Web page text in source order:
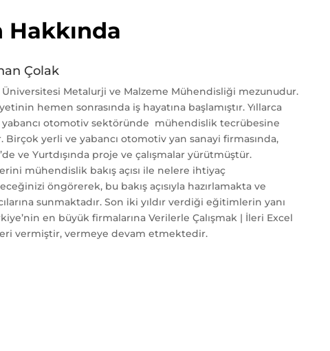
Çolak
Üniversitesi Metalurji ve Malzeme Mühendisliği mezunudur.
hemen sonrasında iş hayatına başlamıştır. Yıllarca
yabancı otomotiv sektöründe mühendislik tecrübesine
Birçok yerli ve yabancı otomotiv yan sanayi firmasında,
ve Yurtdışında proje ve çalışmalar yürütmüştür.
mühendislik bakış açısı ile nelere ihtiyaç
öngörerek, bu bakış açısıyla hazırlamakta ve
sunmaktadır. Son iki yıldır verdiği eğitimlerin yanı
en büyük firmalarına Verilerle Çalışmak | İleri Excel
vermiştir, vermeye devam etmektedir.